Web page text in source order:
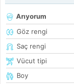
Arıyorum
Göz rengi
Saç rengi
Vücut tipi
Boy